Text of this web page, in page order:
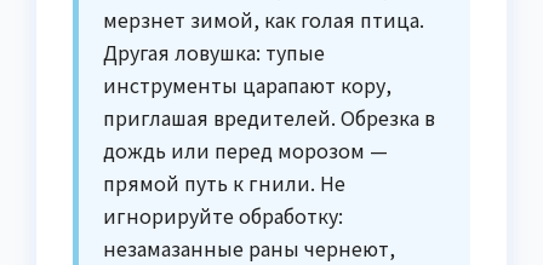
мерзнет зимой, как голая птица.
Другая ловушка: тупые
инструменты царапают кору,
приглашая вредителей. Обрезка в
дождь или перед морозом —
прямой путь к гнили. Не
игнорируйте обработку:
незамазанные раны чернеют,